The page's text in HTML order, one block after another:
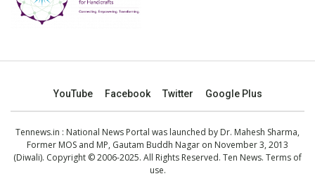
YouTube Facebook Twitter Google Plus
Tennews.in : National News Portal was launched by Dr. Mahesh Sharma,
Former MOS and MP, Gautam Buddh Nagar on November 3, 2013
(Diwali). Copyright © 2006-2025. All Rights Reserved. Ten News. Terms of
use.